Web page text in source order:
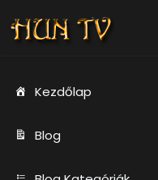
Kezdőlap
Blog